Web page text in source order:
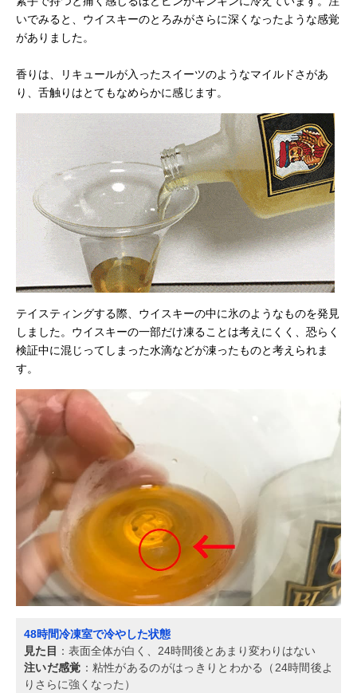
いでみると、ウイスキーのとろみがさらに深くなったような感覚
がありました。
香りは、リキュールが入ったスイーツのようなマイルドさがあ
り、舌触りはとてもなめらかに感じます。
テイスティングする際、ウイスキーの中に氷のようなものを発見
しました。ウイスキーの一部だけ凍ることは考えにくく、恐らく
検証中に混じってしまった水滴などが凍ったものと考えられま
す。
48時間冷凍室で冷やした状態
見た目 ：表面全体が白く、24時間後とあまり変わりはない
注いだ感覚 ：粘性があるのがはっきりとわかる（24時間後よ
りさらに強くなった）